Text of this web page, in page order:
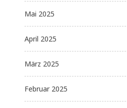
Mai 2025
April 2025
März 2025
Februar 2025